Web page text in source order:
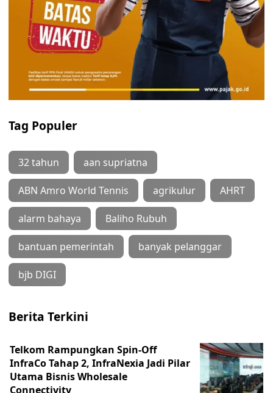
Tag Populer
32 tahun aan supriatna
ABN Amro World Tennis agrikulur AHRT
alarm bahaya Baliho Rubuh
bantuan pemerintah banyak pelanggar
bjb DIGI
Berita Terkini
Telkom Rampungkan Spin-Off
InfraCo Tahap 2, InfraNexia Jadi Pilar
Utama Bisnis Wholesale
Connectivity